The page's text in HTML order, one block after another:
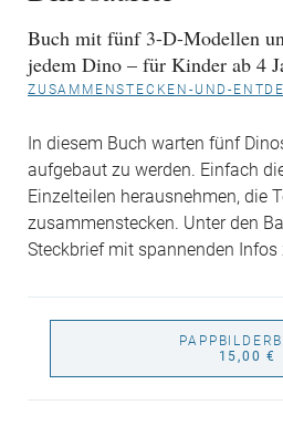
Buch mit fünf 3-D-Modellen
jedem Dino – für Kinder ab 4
ZUSAMMENSTECKEN-UND-
In diesem Buch warten fünf
aufgebaut zu werden. Einfach
Einzelteilen herausnehmen, die
zusammenstecken. Unter den
Steckbrief mit spannenden Infos
15,00 €